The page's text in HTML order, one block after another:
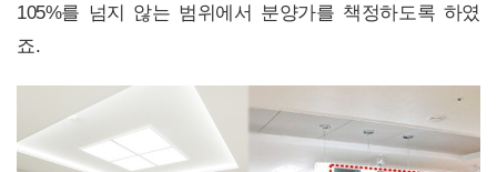
105%를 넘지 않는 범위에서 분양가를 책정하도록 하였
죠.